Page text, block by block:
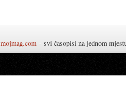
mojmag.com - svi časopisi na jednom